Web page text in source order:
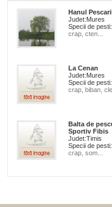
Hanul
Judet:Mures
Specii de pesti:
crap, cten...
La Cenan
Judet:Mures
Specii de pesti:
crap, biban,
Balta de
Sportiv Fibis
Judet:Timis
Specii de pesti:
crap, som...